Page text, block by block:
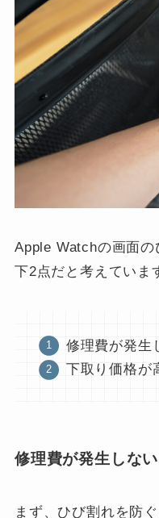
Apple Watchの画面
下2点だと考えていま
修理費が発生
下取り価格が
修理費が発生しない
まず、ひび割れを防